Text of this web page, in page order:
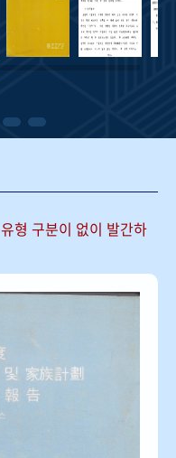
유형 구분이 없이 발간하